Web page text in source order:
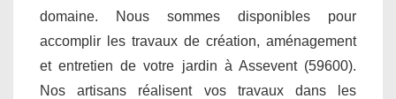
domaine. Nous sommes disponibles pour
accomplir les travaux de création, aménagement
et entretien de votre jardin à Assevent (59600).
Nos artisans réalisent vos travaux dans les